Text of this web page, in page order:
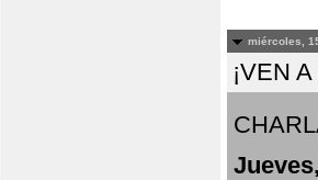
miércoles,
¡VEN